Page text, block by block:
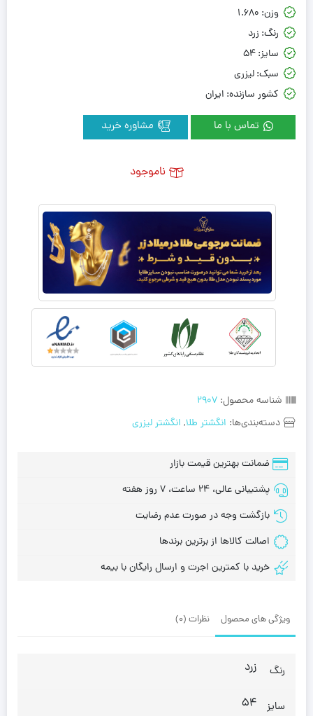
شناسه محصول: 2907
دسته‌بندی‌ها: انگشتر طلا, انگشتر لیزری
وزن: 1.680
رنگ: زرد
سایز:54
سبک:لیزری
کشور سازنده: ایران
تماس با ما
ضمانت بهترین قیمت بازار
پشتیبانی عالی، 24 ساعت، 7 روز هفته
بازگشت وجه در صورت عدم رضایت
اصالت کالاها از برترین برندها
خرید با کمترین اجرت و ارسال رایگان با بیمه
ناموجود
ویژگی های محصول نظرات (0)
رنگ زرد
سایز 54